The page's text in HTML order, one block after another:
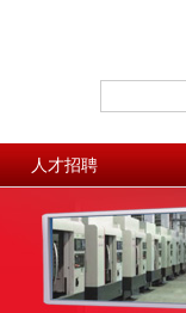
人才招聘